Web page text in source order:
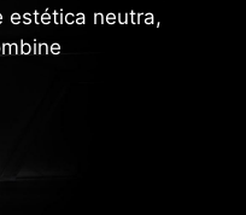
estética neutra,